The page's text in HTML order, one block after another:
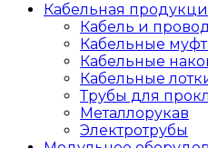
Кабельная
Кабель и
Кабельные
Кабельные
Кабельные
Трубы для
Металлорукав
Электротрубы